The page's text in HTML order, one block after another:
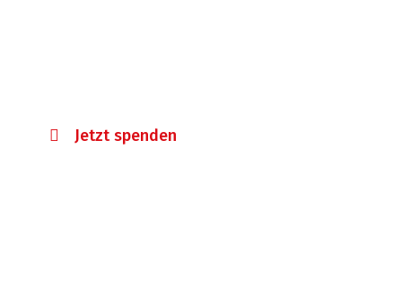
Jetzt spenden